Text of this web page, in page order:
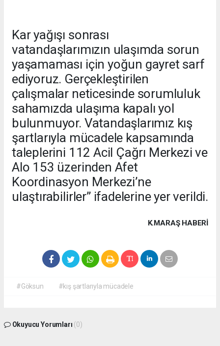
Kar yağışı sonrası
vatandaşlarımızın ulaşımda sorun
yaşamaması için yoğun gayret sarf
ediyoruz. Gerçekleştirilen
çalışmalar neticesinde sorumluluk
sahamızda ulaşıma kapalı yol
bulunmuyor. Vatandaşlarımız kış
şartlarıyla mücadele kapsamında
taleplerini 112 Acil Çağrı Merkezi ve
Alo 153 üzerinden Afet
Koordinasyon Merkezi’ne
ulaştırabilirler” ifadelerine yer verildi.
K.MARAŞ HABERİ
#Göksun #kış şartlarıyla mücadele
Okuyucu Yorumları (0)